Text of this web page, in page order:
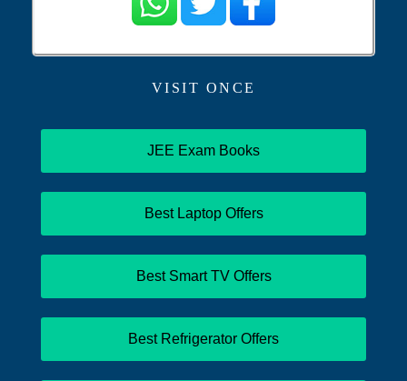
VISIT ONCE
JEE Exam Books
Best Laptop Offers
Best Smart TV Offers
Best Refrigerator Offers